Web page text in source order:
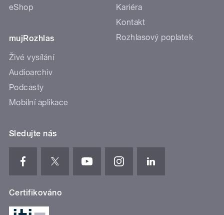
eShop
mujRozhlas
Živé vysílání
Audioarchiv
Podcasty
Mobilní aplikace
Kariéra
Kontakt
Rozhlasový poplatek
Sledujte nás
Certifikováno